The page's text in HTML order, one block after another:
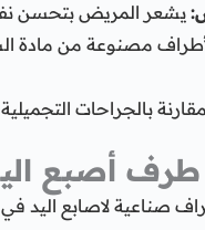
يشعر المريض بتحسن
مصنوعة من مادة
مقارنة بالجراحات
طرف أصبع
صناعية لاصابع اليد